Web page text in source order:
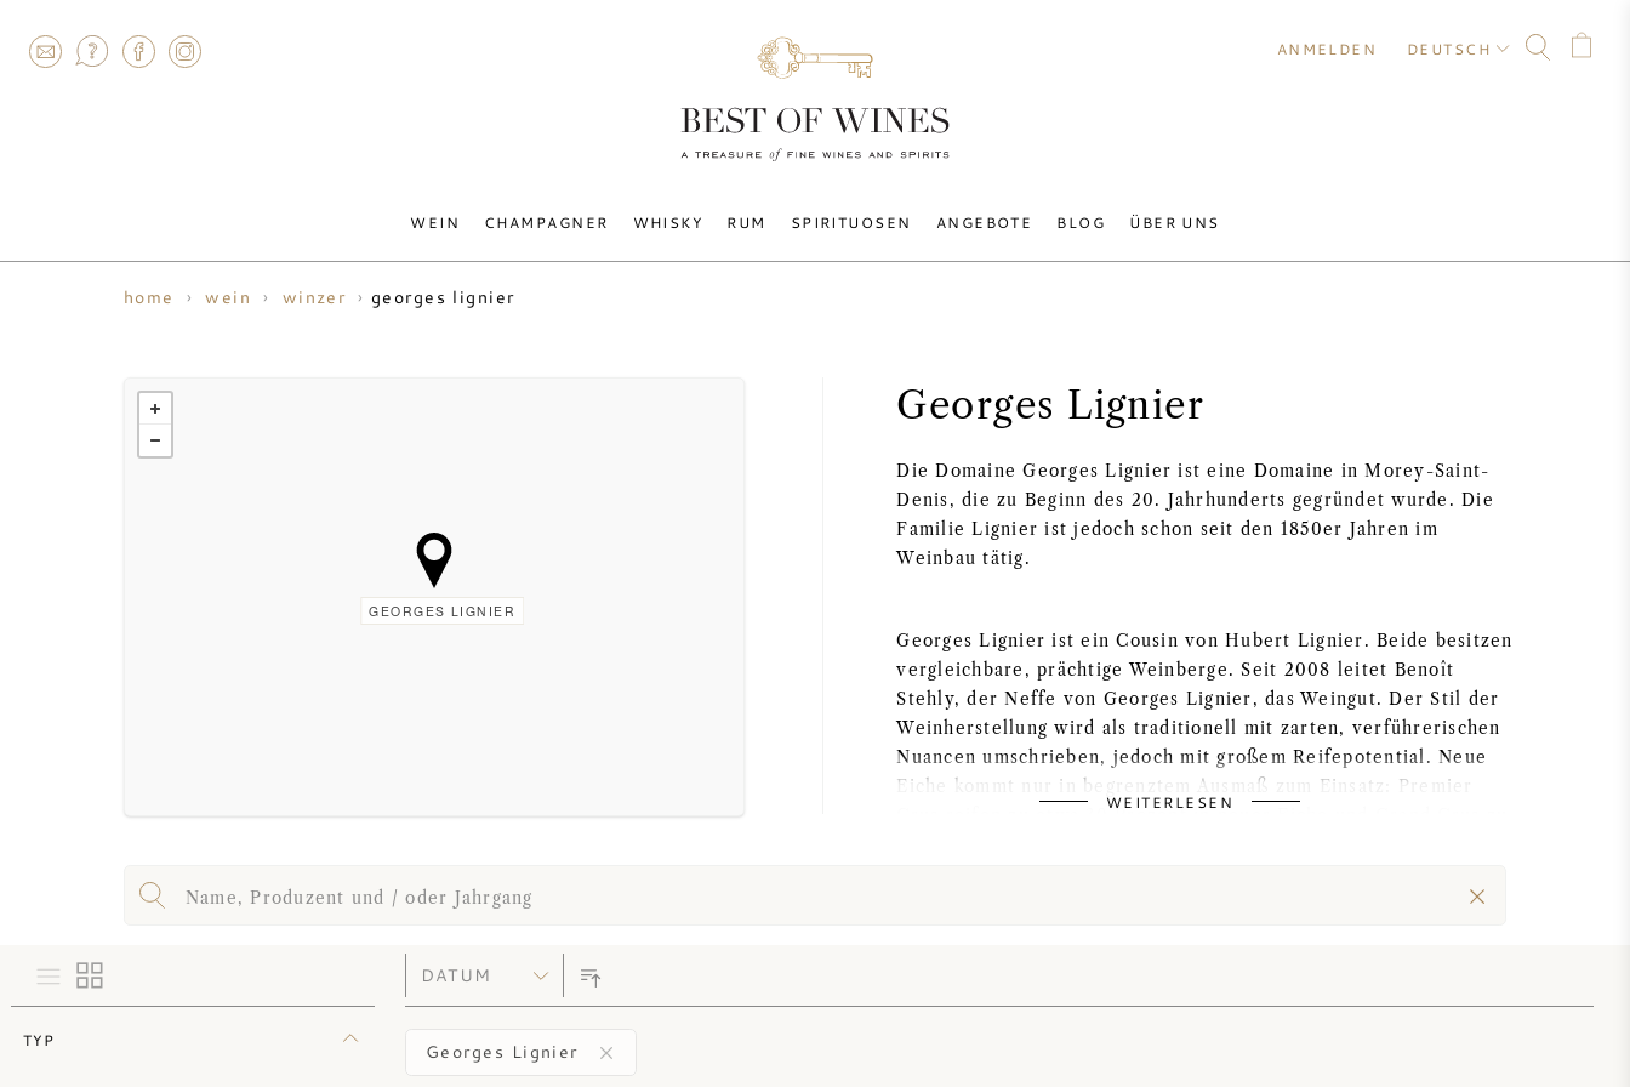
WEIN CHAMPAGNER WHISKY RUM SPIRITUOSEN ANGEBOTE BLOG ÜBER UNS
ANMELDEN DEUTSCH
home wein winzer georges lignier
GEORGES LIGNIER
Georges Lignier
Die Domaine Georges Lignier ist eine Domaine in Morey-Saint-
Denis, die zu Beginn des 20. Jahrhunderts gegründet wurde. Die
Familie Lignier ist jedoch schon seit den 1850er Jahren im
Weinbau tätig.
Georges Lignier ist ein Cousin von Hubert Lignier. Beide besitzen
vergleichbare, prächtige Weinberge. Seit 2008 leitet Benoît
Stehly, der Neffe von Georges Lignier, das Weingut. Der Stil der
Weinherstellung wird als traditionell mit zarten, verführerischen
Nuancen umschrieben, jedoch mit großem Reifepotential. Neue
Eiche kommt nur in begrenztem Ausmaß zum Einsatz: Premier
WEITERLESEN
TYP
Georges Lignier